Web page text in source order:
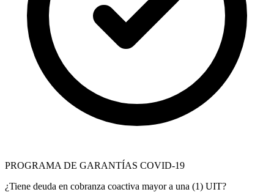
PROGRAMA DE GARANTÍAS COVID-19
¿Tiene deuda en cobranza coactiva mayor a una (1) UIT?